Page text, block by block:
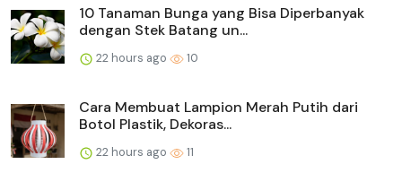
10 Tanaman Bunga yang Bisa Diperbanyak
dengan Stek Batang un...
22 hours ago 10
Cara Membuat Lampion Merah Putih dari
Botol Plastik, Dekoras...
22 hours ago 11